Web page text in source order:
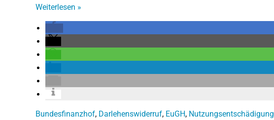
Weiterlesen »
Bundesfinanzhof, Darlehenswiderruf, EuGH, Nutzungsentschädigung